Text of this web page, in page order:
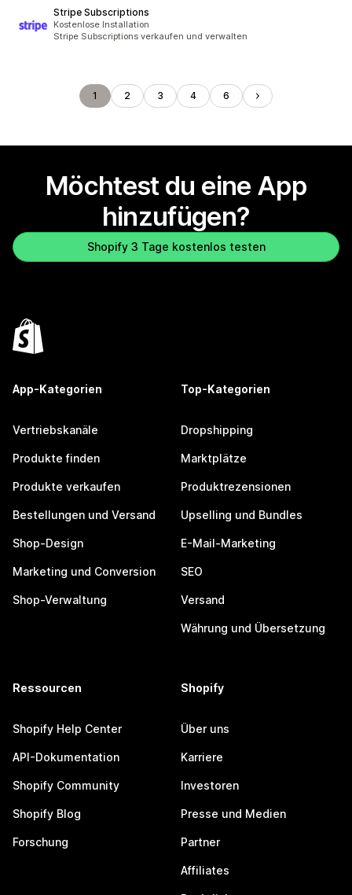
Stripe Subscriptions
Kostenlose Installation
Stripe Subscriptions verkaufen und verwalten
1 2 3 4 6
Möchtest du eine App
hinzufügen?
Shopify 3 Tage kostenlos testen
App-Kategorien
Vertriebskanäle
Produkte finden
Produkte verkaufen
Bestellungen und Versand
Shop-Design
Marketing und Conversion
Shop-Verwaltung
Top-Kategorien
Dropshipping
Marktplätze
Produktrezensionen
Upselling und Bundles
E-Mail-Marketing
SEO
Versand
Währung und Übersetzung
Ressourcen
Shopify Help Center
API-Dokumentation
Shopify Community
Shopify Blog
Forschung
Shopify
Über uns
Karriere
Investoren
Presse und Medien
Partner
Affiliates